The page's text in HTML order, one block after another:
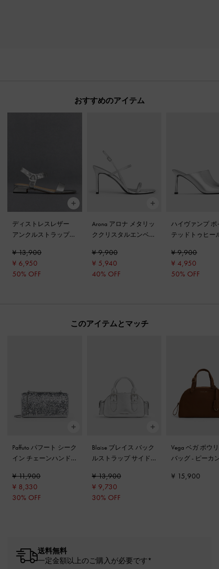
おすすめのアイテム
ディストレスレザー
アンクルストラップサ
¥ 13,900
¥ 6,950
50% OFF
Arona アロナ メタリッ
ククリスタルエンベリ
ヒールサンダル
バー
¥ 9,900
¥ 5,940
40% OFF
ハイヴァンプ ポ
テッドトゥヒー
¥ 9,900
¥ 4,950
50% OFF
このアイテムとマッチ
Paffuto パフート シーク
イン チェーンハンド
シルバー
¥ 11,900
¥ 8,330
30% OFF
Blaise ブレイス バック
ルストラップ サイド
ッグ- シルバー
¥ 13,900
¥ 9,730
30% OFF
Vega ベガ ボウ
バッグ- ピーカ
¥ 15,900
送料無料
一定金額以上のご購入が必要です*